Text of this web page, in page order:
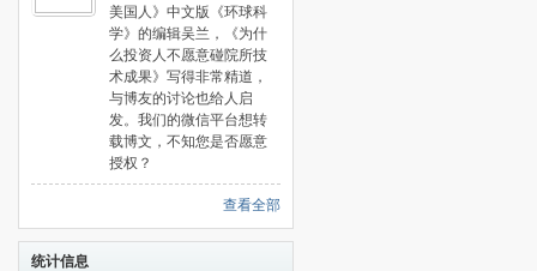
美国人》中文版《环球科
学》的编辑吴兰，《为什
么投资人不愿意碰院所技
术成果》写得非常精道，
与博友的讨论也给人启
发。我们的微信平台想转
载博文，不知您是否愿意
授权？
查看全部
统计信息